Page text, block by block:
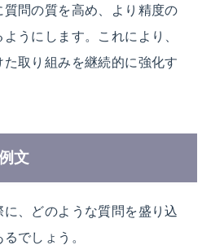
問の質を高め、より精度の
うにします。これにより、
取り組みを継続的に強化す
文
、どのような質問を盛り込
でしょう。